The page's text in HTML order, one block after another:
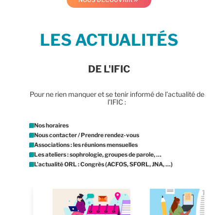
LES ACTUALITÉS
DE L'IFIC
Pour ne rien manquer et se tenir informé de l’actualité de
l’IFIC :
Nos horaires
Nous contacter / Prendre rendez-vous
Associations : les réunions mensuelles
Les ateliers : sophrologie, groupes de parole, …
L’actualité ORL : Congrès (ACFOS, SFORL, JNA, …)